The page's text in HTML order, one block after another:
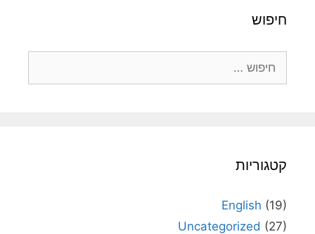
חיפוש
קטגוריות
English (19)
Uncategorized (27)